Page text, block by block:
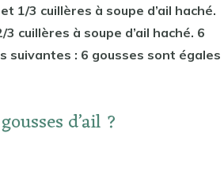
1/3 cuillères à soupe d’ail haché.
cuillères à soupe d’ail haché. 6
suivantes : 6 gousses sont égales
d’ail ?